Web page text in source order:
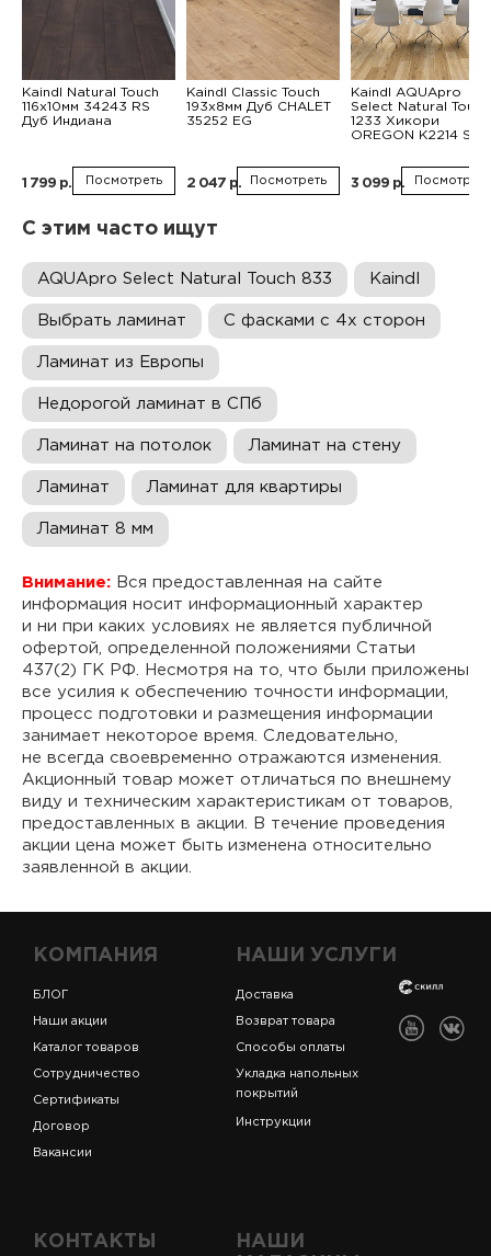
Kaindl Natural Touch
116x10мм 34243 RS
Дуб Индиана
1 799 р. Посмотреть
Kaindl Classic Touch
193x8мм Дуб CHALET
35252 EG
2 047 р. Посмотреть
Kaindl AQUApro
Select Natural Touch
1233 Хикори
OREGON K2214 SQ
3 099 р. Посмотреть
С этим часто ищут
AQUApro Select Natural Touch 833 Kaindl
Выбрать ламинат С фасками с 4х сторон
Ламинат из Европы
Недорогой ламинат в СПб
Ламинат на потолок Ламинат на стену
Ламинат Ламинат для квартиры
Ламинат 8 мм
Внимание: Вся предоставленная на сайте
информация носит информационный характер
и ни при каких условиях не является публичной
офертой, определенной положениями Статьи
437(2) ГК РФ. Несмотря на то, что были приложены
все усилия к обеспечению точности информации,
процесс подготовки и размещения информации
занимает некоторое время. Следовательно,
не всегда своевременно отражаются изменения.
Акционный товар может отличаться по внешнему
виду и техническим характеристикам от товаров,
предоставленных в акции. В течение проведения
акции цена может быть изменена относительно
заявленной в акции.
КОМПАНИЯ
БЛОГ
Наши акции
Каталог товаров
Сотрудничество
Сертификаты
Договор
Вакансии
НАШИ УСЛУГИ
Доставка
Возврат товара
Способы оплаты
Укладка напольных
покрытий
Инструкции
КОНТАКТЫ
НАШИ